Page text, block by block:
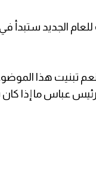
تبنيت هذا
للرئيس عباس ما